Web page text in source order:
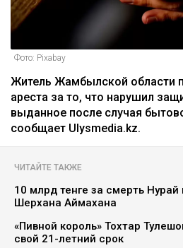
Фото: Pixabay
Житель Жамбылской области
ареста за то, что нарушил
выданное после случая
сообщает Ulysmedia.kz.
ЧИТАЙТЕ ТАКЖЕ
10 млрд тенге за смерть Нурай
Шерхана Аймахана
«Пивной король» Тохтар
свой 21-летний срок